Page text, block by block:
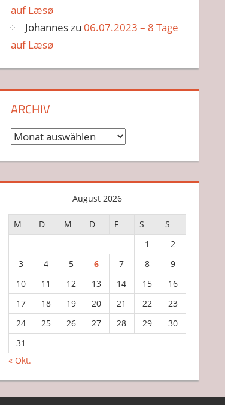
auf Læsø
Johannes zu06.07.2023 – 8 Tage
auf Læsø
ARCHIV
Archiv
August 2026
M D M D F S
S
1
2
3
4 5 6 7 8
9
10
11 12 13 14 15
16
17
18 19 20 21 22
23
24
25 26 27 28 29
30
31
« Okt.